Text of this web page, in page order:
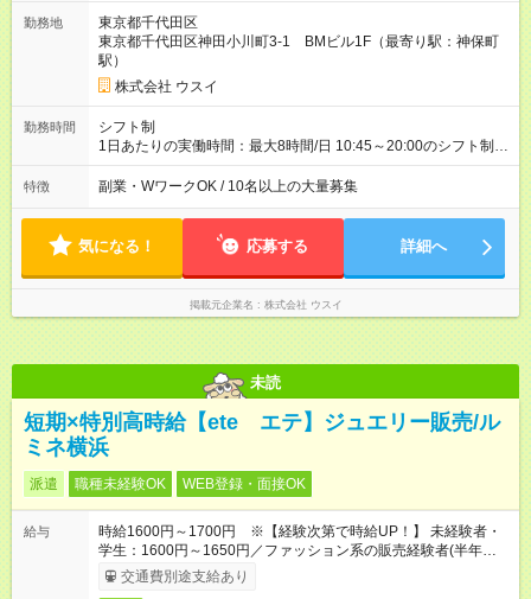
勤務地
東京都千代田区
東京都千代田区神田小川町3-1 BMビル1F（最寄り駅：神保町
駅）
株式会社 ウスイ
勤務時間
シフト制
1日あたりの実働時間：最大8時間/日 10:45～20:00のシフト制
(1h休憩) ※繁忙期と閑散期により勤務時間が異なる場合がありま
す。 ★1日4時間～OK！
特徴 副業・WワークOK / 10名以上の大量募集
気になる！ 応募する 詳細へ
掲載元企業名 株式会社 ウスイ
未読
短期×特別高時給【ete エテ】ジュエリー販売/ル
ミネ横浜
派遣 職種未経験OK WEB登録・面接OK
給与
時給1600円～1700円 ※【経験次第で時給UP！】 未経験者・
学生：1600円～1650円／ファッション系の販売経験者(半年以
上)：1650円～1700円
交通費別途支給あり